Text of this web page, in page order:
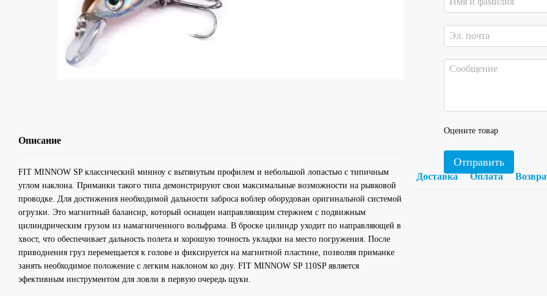
Описание
FIT MINNOW SP классический минноу с вытянутым профилем и небольшой лопастью с типичным
углом наклона. Приманки такого типа демонстрируют свои максимальные возможности на рывковой
проводке. Для достижения необходимой дальности заброса воблер оборудован оригинальной системой
огрузки. Это магнитный балансир, который оснащен направляющим стержнем с подвижным
цилиндрическим грузом из намагниченного вольфрама. В броске цилиндр уходит по направляющей в
хвост, что обеспечивает дальность полета и хорошую точность укладки на место погружения. После
приводнения груз перемещается к голове и фиксируется на магнитной пластине, позволяя приманке
занять необходимое положение с легким наклоном ко дну. FIT MINNOW SP 110SP является
эфективным инструментом для ловли в первую очередь щуки.
Оцените товар
Отправить
Доставка Оплата